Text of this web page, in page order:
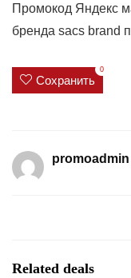
Промокод Яндекс
бренда sacs brand
Сохранить
0
promoadmin
Related deals